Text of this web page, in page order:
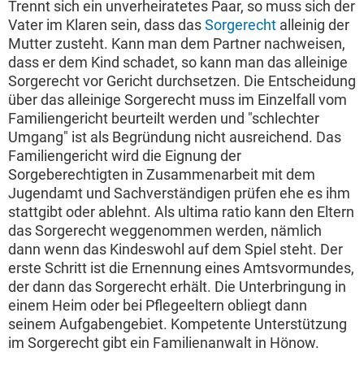
Trennt sich ein unverheiratetes Paar, so muss sich der
Vater im Klaren sein, dass dasSorgerecht alleinig der
Mutter zusteht. Kann man dem Partner nachweisen,
dass er dem Kind schadet, so kann man das alleinige
Sorgerecht vor Gericht durchsetzen. Die Entscheidung
über das alleinige Sorgerecht muss im Einzelfall vom
Familiengericht beurteilt werden und "schlechter
Umgang" ist als Begründung nicht ausreichend. Das
Familiengericht wird die Eignung der
Sorgeberechtigten in Zusammenarbeit mit dem
Jugendamt und Sachverständigen prüfen ehe es ihm
stattgibt oder ablehnt. Als ultima ratio kann den Eltern
das Sorgerecht weggenommen werden, nämlich
dann wenn das Kindeswohl auf dem Spiel steht. Der
erste Schritt ist die Ernennung eines Amtsvormundes,
der dann das Sorgerecht erhält. Die Unterbringung in
einem Heim oder bei Pflegeeltern obliegt dann
seinem Aufgabengebiet. Kompetente Unterstützung
im Sorgerecht gibt ein Familienanwalt in Hönow.